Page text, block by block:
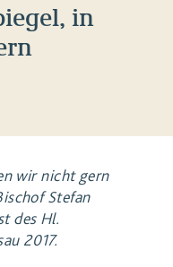
in
wir nicht gern
Stefan
des Hl.
2017.